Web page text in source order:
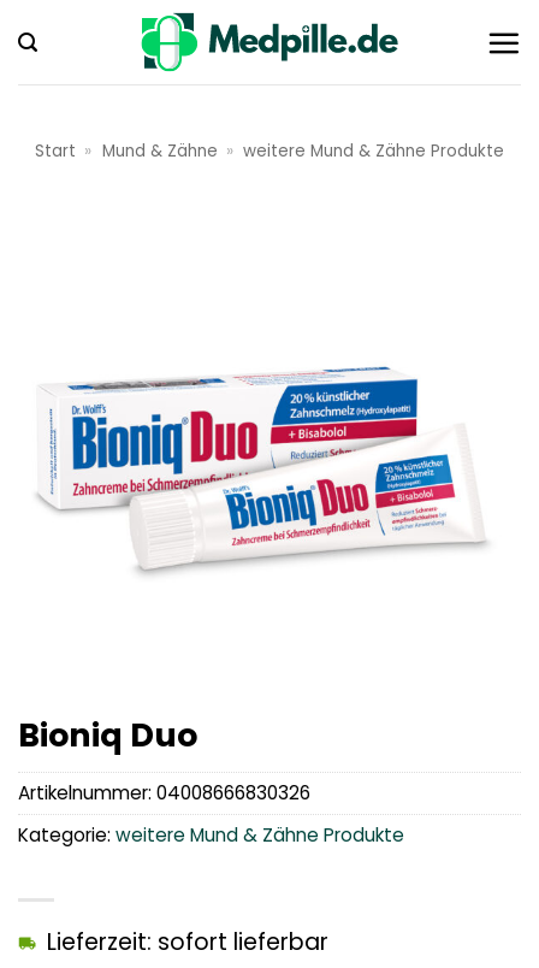
Inhalt
springen
Start » Mund & Zähne » weitere Mund & Zähne Produkte
Bioniq Duo
Lieferzeit: sofort lieferbar
Artikelnummer: 04008666830326
Kategorie: weitere Mund & Zähne Produkte